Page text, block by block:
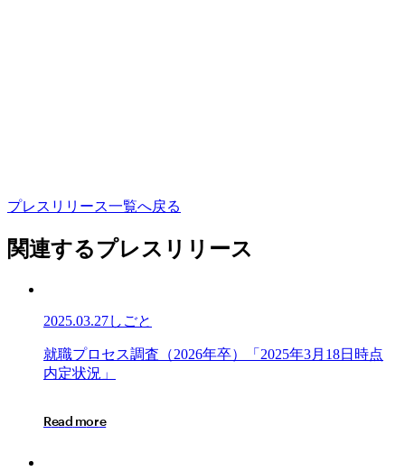
プレス リ リ ース一覧へ戻る
関連するプレスリリース
2025.03.27しごと
就
職
セ
就職プロ セス調査 （2026年卒） 「 2025年3月 18日 時点
内定状況 」
Read more